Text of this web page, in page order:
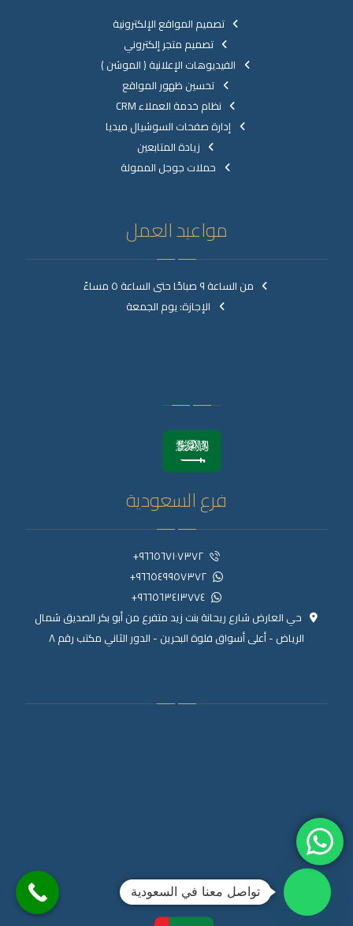
تصميم المواقع الإلكترونية
تصميم متجر إلكتروني
الفيديوهات الإعلانية ( الموشن )
تحسين ظهور المواقع
نظام خدمة العملاء CRM
إدارة صفحات السوشيال ميديا
زيادة المتابعين
حملات جوجل الممولة
مواعيد العمل
من الساعة ٩ صباحًا حتى الساعة ٥ مساءً
الإجازة: يوم الجمعة
فرع السعودية
٩٦٦٥٦٧١٠٧٣٧٢+
٩٦٦٥٤٩٩٥٧٣٧٢+
٩٦٦٥٦٣٤١٣٧٧٤+
حي العارض شارع ريحانة بنت زيد متفرع من أبو بكر الصديق شمال
الرياض - أعلى أسواق فلوة البحرين - الدور الثاني مكتب رقم ٨
تواصل معنا في السعودية